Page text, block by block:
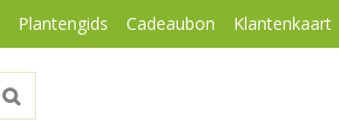
Plantengids Cadeaubon Klantenkaart